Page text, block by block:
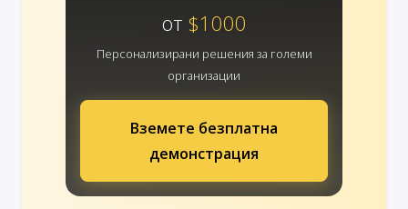
от $1000
Персонализирани решения за големи
организации
Вземете безплатна
демонстрация